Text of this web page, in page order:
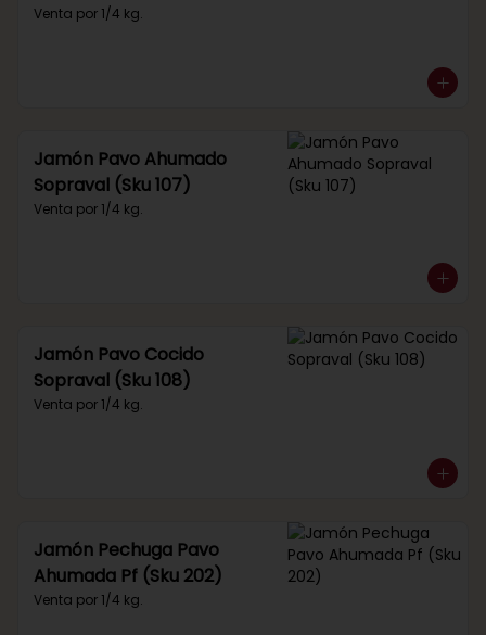
Venta por 1/4 kg.
Jamón Pavo Ahumado
Sopraval (Sku 107)
Venta por 1/4 kg.
Jamón Pavo Cocido
Sopraval (Sku 108)
Venta por 1/4 kg.
Jamón Pechuga Pavo
Ahumada Pf (Sku 202)
Venta por 1/4 kg.